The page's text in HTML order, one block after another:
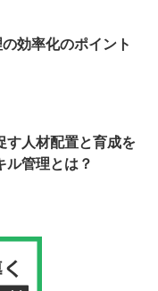
効率化のポイント
す人材配置と育成を
ル管理とは？